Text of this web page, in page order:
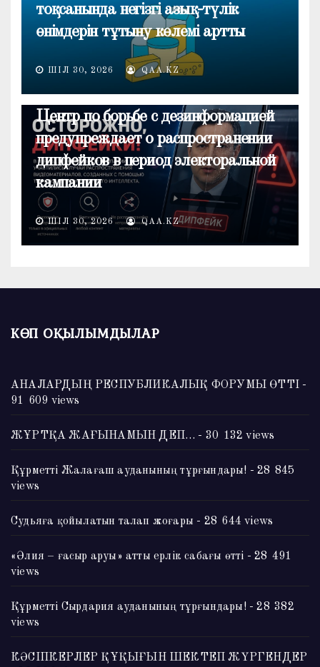
тоқсанында негізгі азық-түлік
өнімдерін тұтыну көлемі артты
ШІЛ 30, 2026 QAA.KZ
ОБЩЕСТВО
Центр по борьбе с дезинформацией
предупреждает о распространении
дипфейков в период электоральной
кампании
ШІЛ 30, 2026 QAA.KZ
КӨП ОҚЫЛЫМДЫЛАР
АНАЛАРДЫҢ РЕСПУБЛИКАЛЫҚ ФОРУМЫ ӨТТІ -
91 609 views
ЖҰРТҚА ЖАҒЫНАМЫН ДЕП… - 30 132 views
Құрметті Жалағаш ауданының тұрғындары! - 28 845
views
Судьяға қойылатын талап жоғары - 28 644 views
«Әлия – ғасыр аруы» атты ерлік сабағы өтті - 28 491
views
Құрметті Сырдария ауданының тұрғындары!- 28 382
views
КӘСІПКЕРЛЕР ҚҰҚЫҒЫН ШЕКТЕП ЖҮРГЕНДЕР